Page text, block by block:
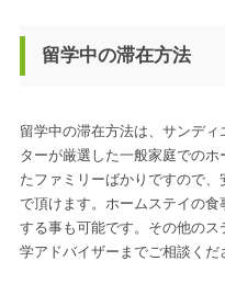
留学中の滞在方法
留学中の滞在方法は、サンデ
ターが厳選した一般家庭での
たファミリーばかりですので
で頂けます。ホームステイの
する事も可能です。その他の
学アドバイザーまでご相談くだ